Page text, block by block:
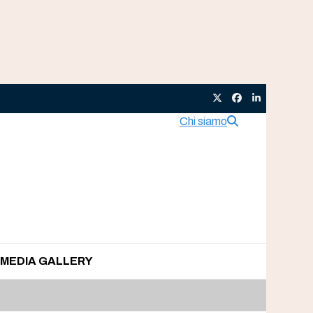
TwitterFacebook
LinkedIn
Chi siamo
MEDIA GALLERY